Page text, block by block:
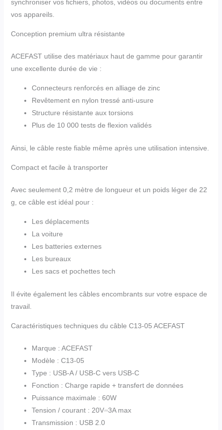
synchroniser vos fichiers, photos, vidéos ou documents entre
vos appareils.
Conception premium ultra résistante
ACEFAST utilise des matériaux haut de gamme pour garantir
une excellente durée de vie :
Connecteurs renforcés en alliage de zinc
Revêtement en nylon tressé anti-usure
Structure résistante aux torsions
Plus de 10 000 tests de flexion validés
Ainsi, le câble reste fiable même après une utilisation intensive.
Compact et facile à transporter
Avec seulement 0,2 mètre de longueur et un poids léger de 22
g, ce câble est idéal pour :
Les déplacements
La voiture
Les batteries externes
Les bureaux
Les sacs et pochettes tech
Il évite également les câbles encombrants sur votre espace de
travail.
Caractéristiques techniques du câble C13-05 ACEFAST
Marque : ACEFAST
Modèle : C13-05
Type : USB-A / USB-C vers USB-C
Fonction : Charge rapide + transfert de données
Puissance maximale : 60W
Tension / courant : 20V⎓3A max
Transmission : USB 2.0